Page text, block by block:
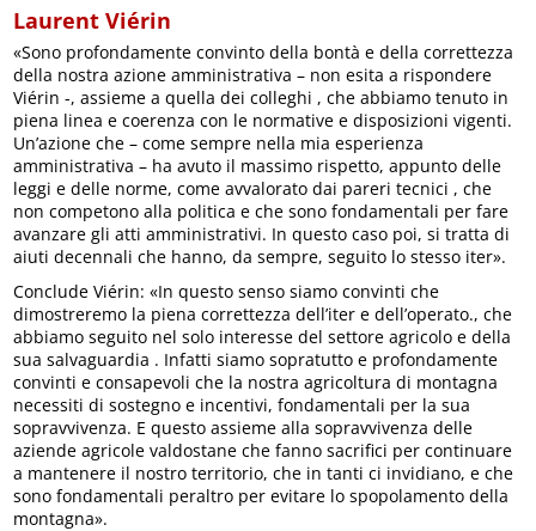
Laurent Viérin
«Sono profondamente convinto della bontà e della correttezza
della nostra azione amministrativa – non esita a rispondere
Viérin -, assieme a quella dei colleghi , che abbiamo tenuto in
piena linea e coerenza con le normative e disposizioni vigenti.
Un’azione che – come sempre nella mia esperienza
amministrativa – ha avuto il massimo rispetto, appunto delle
leggi e delle norme, come avvalorato dai pareri tecnici , che
non competono alla politica e che sono fondamentali per fare
avanzare gli atti amministrativi. In questo caso poi, si tratta di
aiuti decennali che hanno, da sempre, seguito lo stesso iter».
Conclude Viérin: «In questo senso siamo convinti che
dimostreremo la piena correttezza dell’iter e dell’operato., che
abbiamo seguito nel solo interesse del settore agricolo e della
sua salvaguardia . Infatti siamo sopratutto e profondamente
convinti e consapevoli che la nostra agricoltura di montagna
necessiti di sostegno e incentivi, fondamentali per la sua
sopravvivenza. E questo assieme alla sopravvivenza delle
aziende agricole valdostane che fanno sacrifici per continuare
a mantenere il nostro territorio, che in tanti ci invidiano, e che
sono fondamentali peraltro per evitare lo spopolamento della
montagna».